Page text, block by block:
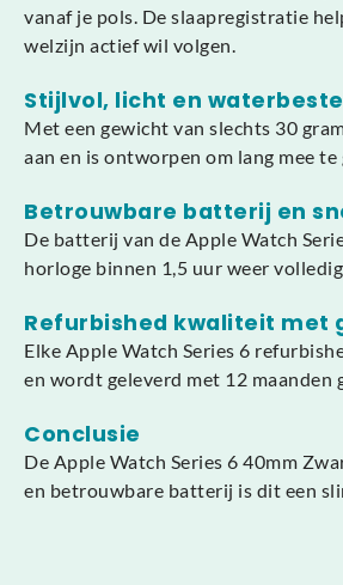
vanaf je pols. De slaapregistratie
welzijn actief wil volgen.
Stijlvol, licht en
Met een gewicht van slechts 30
aan en is ontworpen om lang mee
Betrouwbare batterij en
De batterij van de Apple Watch
horloge binnen 1,5 uur weer
Refurbished kwaliteit met
Elke Apple Watch Series 6
en wordt geleverd met 12
Conclusie
De Apple Watch Series 6 40mm
en betrouwbare batterij is dit een